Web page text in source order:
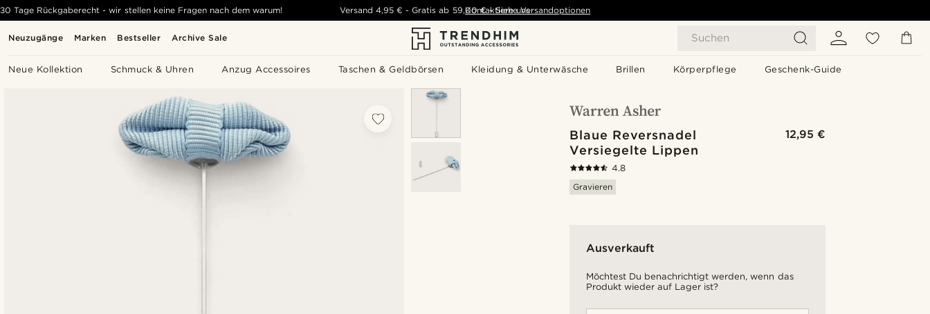
Neuzugänge Marken Bestseller Archive Sale Suchen
Neue Kollektion Schmuck & Uhren Anzug Accessoires Taschen & Geldbörsen Kleidung & Unterwäsche Brillen Körperpflege Geschenk-Guide
30 Tage Rückgaberecht - wir stellen keine Fragen nach dem warum! Versand 4,95 € -Gratis ab 59,00 € - Siehe Versandoptionen
Kontaktiere uns
Blaue Reversnadel
Versiegelte Lippen
12,95 €
4.8
Gravieren
Ausverkauft
Möchtest Du benachrichtigt werden, wenn das
Produkt wieder auf Lager ist?